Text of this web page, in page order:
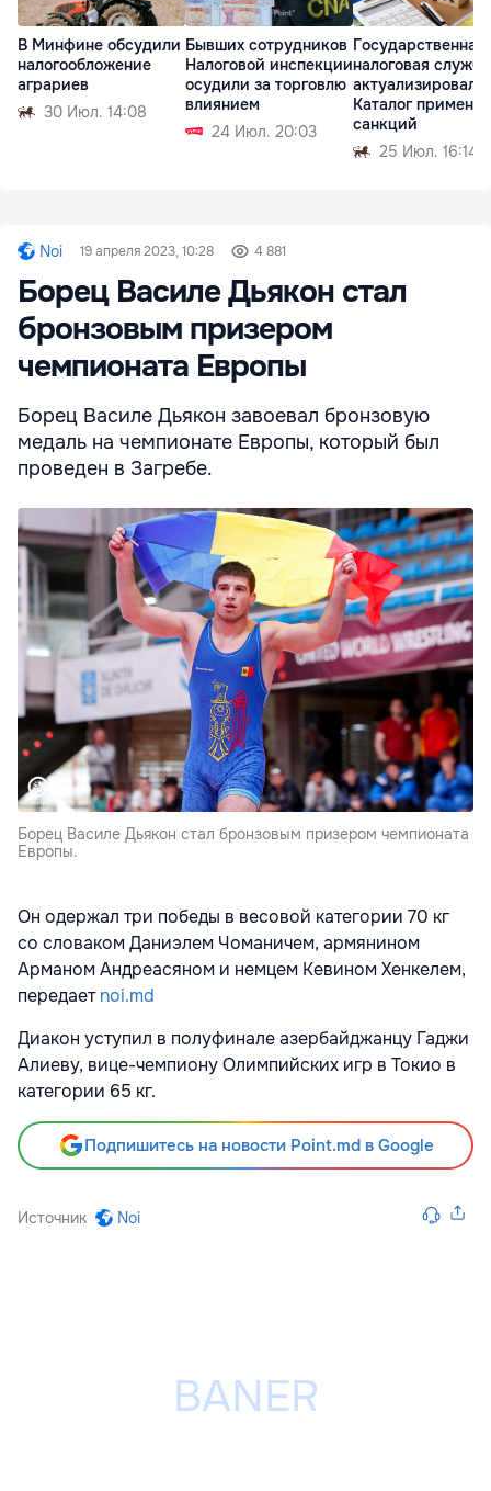
В Минфине обсудили
налогообложение
аграриев
30 Июл. 14:08
Бывших сотрудников
Налоговой инспекции
осудили за торговлю
влиянием
24 Июл. 20:03
Государственная
налоговая служба
актуализировала
Каталог
санкций
25 Июл. 16:14
Noi 19 апреля 2023, 10:28 4 881
Борец Василе Дьякон стал
бронзовым призером
чемпионата Европы
Борец Василе Дьякон завоевал бронзовую
медаль на чемпионате Европы, который был
проведен в Загребе.
Борец Василе Дьякон стал бронзовым призером чемпионата
Европы.
Он одержал три победы в весовой категории 70 кг
со словаком Даниэлем Чоманичем, армянином
Арманом Андреасяном и немцем Кевином Хенкелем,
передаетnoi.md
Диакон уступил в полуфинале азербайджанцу Гаджи
Алиеву, вице-чемпиону Олимпийских игр в Токио в
категории 65 кг.
Подпишитесь на новости Point.md в Google
Источник Noi